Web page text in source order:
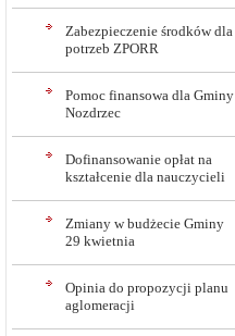
Zabezpieczenie środków dla
potrzeb ZPORR
Pomoc finansowa dla Gminy
Nozdrzec
Dofinansowanie opłat na
kształcenie dla nauczycieli
Zmiany w budżecie Gminy
29 kwietnia
Opinia do propozycji planu
aglomeracji